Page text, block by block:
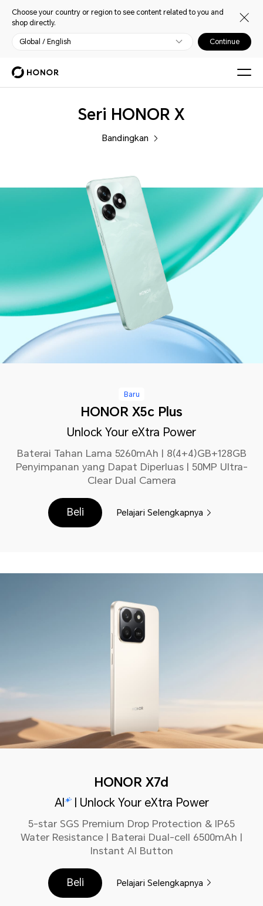
Choose your country or region to see content related to you and
shop directly.
Global / English Continue
Seri HONOR X
Bandingkan
Baru
HONOR X5c Plus
Unlock Your eXtra Power
Baterai Tahan Lama 5260mAh | 8(4+4)GB+128GB
Penyimpanan yang Dapat Diperluas | 50MP Ultra-
Clear Dual Camera
Beli Pelajari Selengkapnya
HONOR X7d
AI | Unlock Your eXtra Power
5-star SGS Premium Drop Protection & IP65
Water Resistance | Baterai Dual-cell 6500mAh |
Instant AI Button
Beli Pelajari Selengkapnya